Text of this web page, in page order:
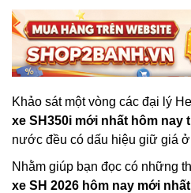
Khảo sát một vòng các đại lý
xe SH350i mới nhất hôm nay
nước đều có dấu hiệu giữ giá
Nhằm giúp bạn đọc có những
xe SH 2026 hôm nay mới nhất